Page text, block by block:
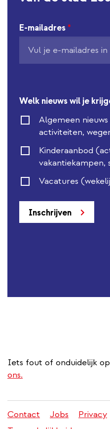
E-mailadres *
Welk nieuws wil je
Algemeen
activiteiten,
Kinderaanbod
vakantiekampen,
Vacatures
Inschrijven
Iets fout of onduidelijk
ons.
Juridisch
Contact Jobs Privacy